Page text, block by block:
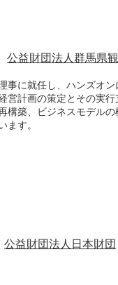
公益財団法人群馬県
事に就任し、ハンズオ
営計画の策定とその実
構築、ビジネスモデル
ます。
公益財団法人日本財団